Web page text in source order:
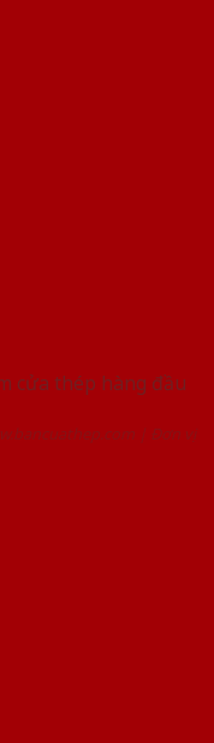
cửa thép hàng đầu
| Đơn vị